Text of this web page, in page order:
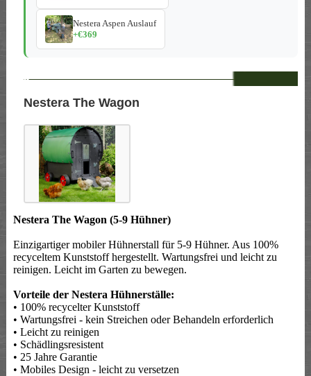
Nestera Aspen Auslauf
+€369
--
Nestera The Wagon
Nestera The Wagon (5-9 Hühner)
Einzigartiger mobiler Hühnerstall für 5-9 Hühner. Aus 100%
recyceltem Kunststoff hergestellt. Wartungsfrei und leicht zu
reinigen. Leicht im Garten zu bewegen.
Vorteile der Nestera Hühnerställe:
• 100% recycelter Kunststoff
• Wartungsfrei - kein Streichen oder Behandeln erforderlich
• Leicht zu reinigen
• Schädlingsresistent
• 25 Jahre Garantie
• Mobiles Design - leicht zu versetzen